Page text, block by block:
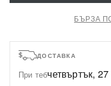
БЪРЗА
ДОСТАВКА
При тебчетвъртък, 27